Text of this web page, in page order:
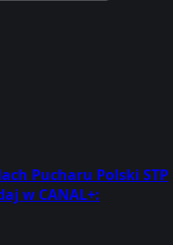
Pucharu Polski STP
w CANAL+: